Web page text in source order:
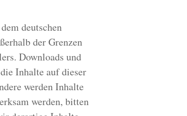
deutschen
der Grenzen
Downloads und
Inhalte auf dieser
werden Inhalte
werden, bitten